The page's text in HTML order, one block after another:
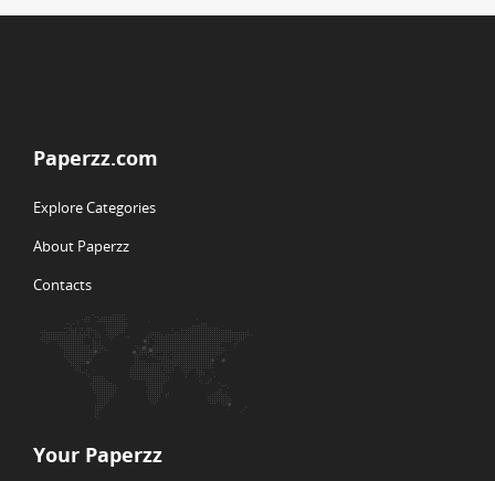
Paperzz.com
Explore Categories
About Paperzz
Contacts
Your Paperzz